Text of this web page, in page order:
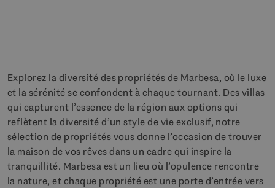
Explorez la diversité des propriétés de Marbesa, où le luxe
et la sérénité se confondent à chaque tournant. Des villas
qui capturent l’essence de la région aux options qui
reflètent la diversité d’un style de vie exclusif, notre
sélection de propriétés vous donne l’occasion de trouver
la maison de vos rêves dans un cadre qui inspire la
tranquillité. Marbesa est un lieu où l’opulence rencontre
la nature, et chaque propriété est une porte d’entrée vers